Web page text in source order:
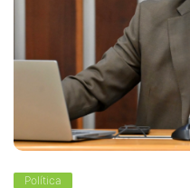
Política